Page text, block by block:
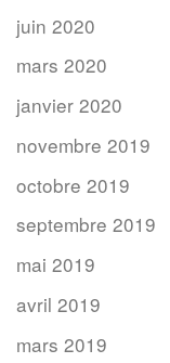
juin 2020
mars 2020
janvier 2020
novembre 2019
octobre 2019
septembre 2019
mai 2019
avril 2019
mars 2019